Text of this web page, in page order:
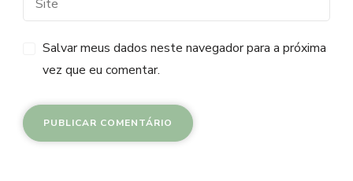
Salvar meus dados neste navegador para a próxima
vez que eu comentar.